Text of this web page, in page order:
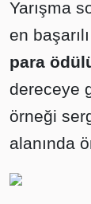
Yarışma
en
para
dereceye
örneği
alanında